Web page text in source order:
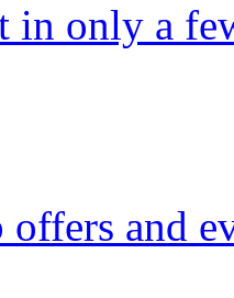
in only a
and